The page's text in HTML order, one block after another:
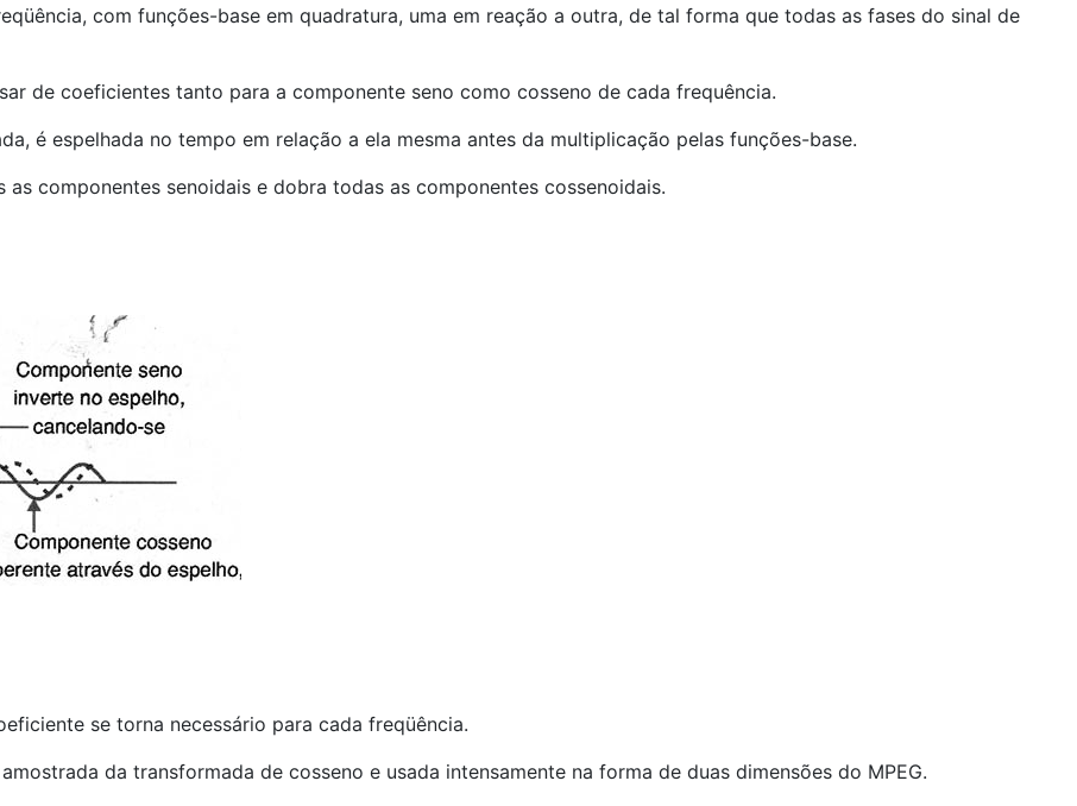
com funções-base em quadratura, uma em reação a outra, de tal forma que todas as fases do sinal de
de coeficientes tanto para a componente seno como cosseno de cada frequência.
é espelhada no tempo em relação a ela mesma antes da multiplicação pelas funções-base.
componentes senoidais e dobra todas as componentes cossenoidais.
se torna necessário para cada freqüência.
da transformada de cosseno e usada intensamente na forma de duas dimensões do MPEG.